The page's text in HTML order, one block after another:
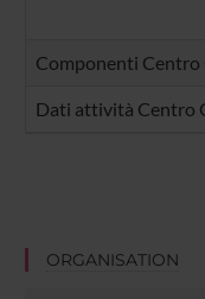
Componenti Centro
Dati attività Centro
ORGANISATION